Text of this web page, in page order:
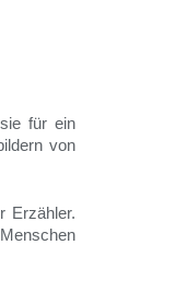
für ein
von
Erzähler.